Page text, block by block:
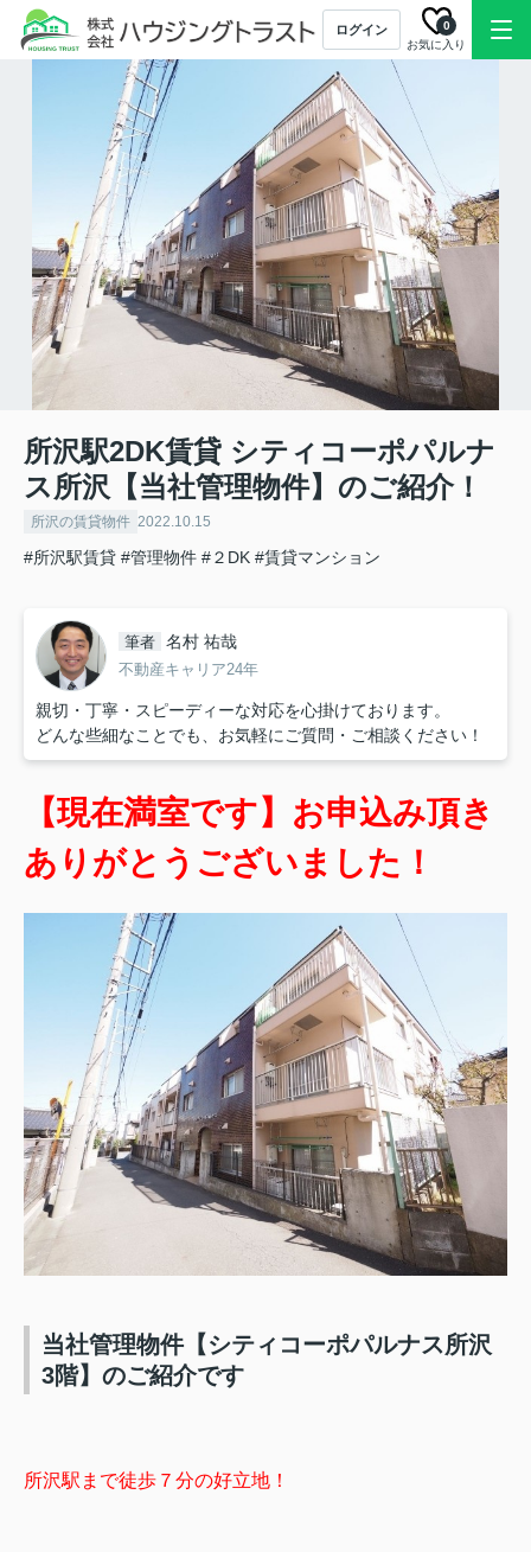
ログイン
お気に入り
0
所沢駅2DK賃貸 シティコーポパルナ
ス所沢【当社管理物件】のご紹介！
所沢の賃貸物件 2022.10.15
#所沢駅賃貸 #管理物件 #２DK #賃貸マンション
筆者 名村 祐哉
不動産キャリア24年
親切・丁寧・スピーディーな対応を心掛けております。
どんな些細なことでも、お気軽にご質問・ご相談ください！
【現在満室です】お申込み頂き
ありがとうございました！
当社管理物件【シティコーポパルナス所沢
3階】のご紹介です
所沢駅まで徒歩７分の好立地！